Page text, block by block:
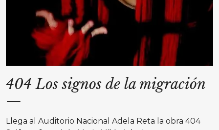
404 Los signos de la migración
—
Llega al Auditorio Nacional Adela Reta la obra 404